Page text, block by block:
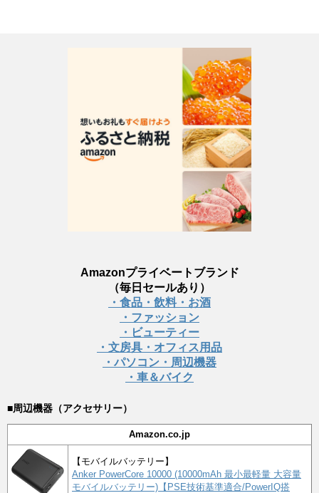
Amazonプライベートブランド
（毎日セールあり）
・食品・飲料・お酒
・ファッション
・ビューティー
・文房具・オフィス用品
・パソコン・周辺機器
・車＆バイク
■周辺機器（アクセサリー）
Amazon.co.jp
【モバイルバッテリー】
Anker PowerCore 10000 (10000mAh 最小最軽量 大容量
モバイルバッテリー)【PSE技術基準適合/PowerIQ搭